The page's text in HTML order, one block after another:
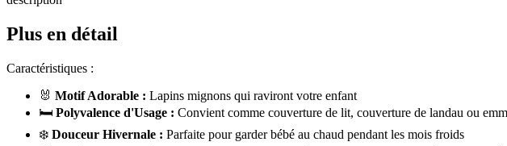
Plus en détail
Caractéristiques :
🐰 Motif Adorable : Lapins mignons qui raviront votre enfant
🛏️ Polyvalence d'Usage : Convient comme couverture de lit, couverture de landau ou
❄️ Douceur Hivernale : Parfaite pour garder bébé au chaud pendant les mois froids